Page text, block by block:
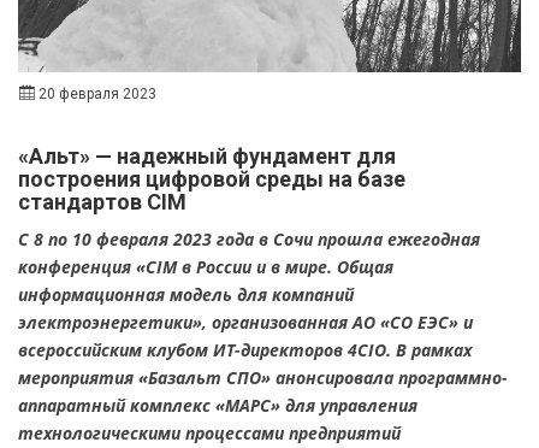
20 февраля 2023
«Альт» — надежный фундамент для
построения цифровой среды на базе
стандартов CIM
С 8 по 10 февраля 2023 года в Сочи прошла ежегодная
конференция «CIM в России и в мире. Общая
информационная модель для компаний
электроэнергетики», организованная АО «СО ЕЭС» и
всероссийским клубом ИТ-директоров 4CIO. В рамках
мероприятия «Базальт СПО» анонсировала программно-
аппаратный комплекс «МАРС» для управления
технологическими процессами предприятий